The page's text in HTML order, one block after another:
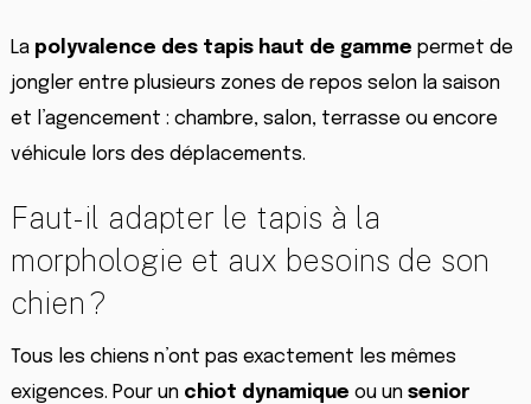
La polyvalence des tapis haut de gamme permet de
jongler entre plusieurs zones de repos selon la saison
et l’agencement : chambre, salon, terrasse ou encore
véhicule lors des déplacements.
Faut-il adapter le tapis à la
morphologie et aux besoins de son
chien ?
Tous les chiens n’ont pas exactement les mêmes
exigences. Pour un chiot dynamique ou un senior